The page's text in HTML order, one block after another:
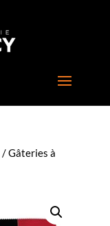
/ Gâteries à